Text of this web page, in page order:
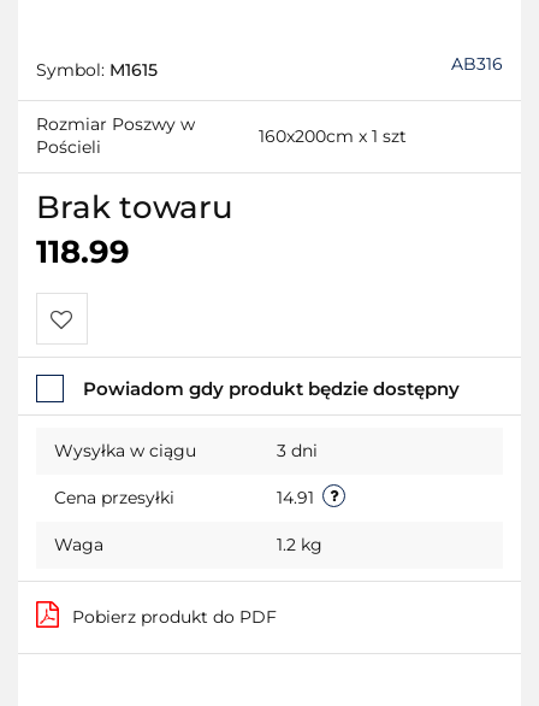
Symbol: M1615 AB316
Rozmiar Poszwy w
Pościeli
160x200cm x 1 szt
Brak towaru
118.99
Do
przechowalni
Powiadom gdy produkt będzie dostępny
Wysyłka w ciągu 3 dni
Cena przesyłki 14.91
Waga 1.2 kg
Pobierz produkt do PDF